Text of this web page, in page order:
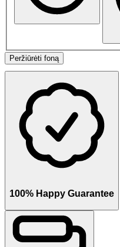
Peržiūrėti foną
100% Happy Guarantee